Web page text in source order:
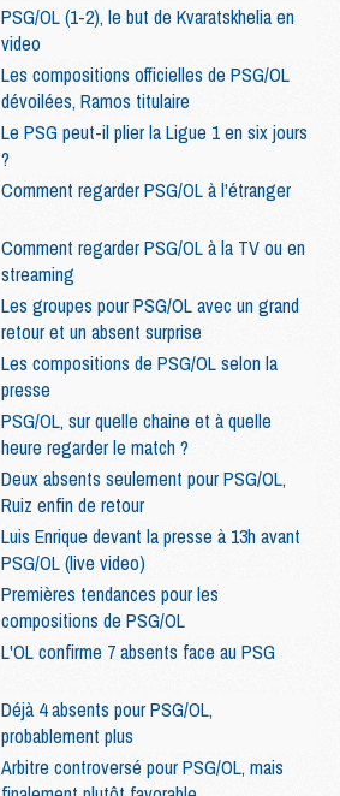
PSG/OL (1-2), le but de Kvaratskhelia en
video
Les compositions officielles de PSG/OL
dévoilées, Ramos titulaire
Le PSG peut-il plier la Ligue 1 en six jours
?
Comment regarder PSG/OL à l'étranger
Comment regarder PSG/OL à la TV ou en
streaming
Les groupes pour PSG/OL avec un grand
retour et un absent surprise
Les compositions de PSG/OL selon la
presse
PSG/OL, sur quelle chaine et à quelle
heure regarder le match ?
Deux absents seulement pour PSG/OL,
Ruiz enfin de retour
Luis Enrique devant la presse à 13h avant
PSG/OL (live video)
Premières tendances pour les
compositions de PSG/OL
L'OL confirme 7 absents face au PSG
Déjà 4 absents pour PSG/OL,
probablement plus
Arbitre controversé pour PSG/OL, mais